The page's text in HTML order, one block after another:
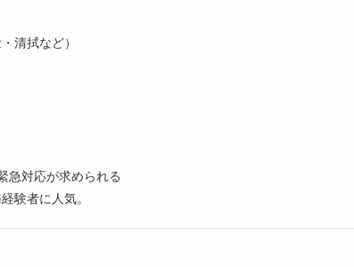
清拭など）
急対応が求められる
験者に人気。